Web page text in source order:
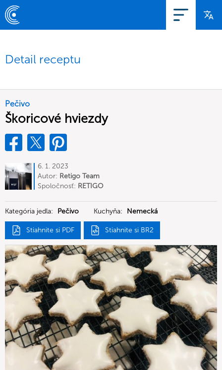
Detail receptu
Pečivo
Škoricové hviezdy
6. 1. 2023
Autor: Retigo Team
Deutschland
Spoločnosť: RETIGO
Kategória jedla:
Pečivo Kuchyňa: Nemecká
Stiahnite si PDF Stiahnite si BR2